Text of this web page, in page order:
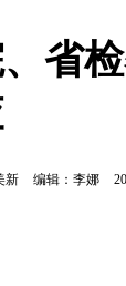
省
新 编辑：李娜